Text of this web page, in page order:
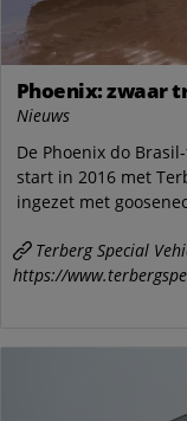
Phoenix: zwaar
Nieuws
De Phoenix do
start in 2016 met
ingezet met
Terberg Special
https://